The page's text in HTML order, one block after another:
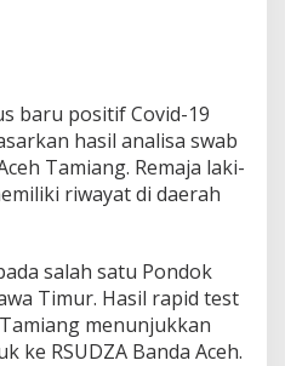
baru positif Covid-19
hasil analisa swab
Tamiang. Remaja laki-
riwayat di daerah
salah satu Pondok
Timur. Hasil rapid test
menunjukkan
ke RSUDZA Banda Aceh.